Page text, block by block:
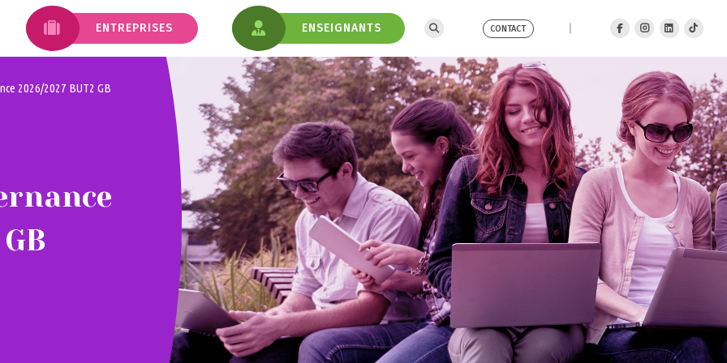
ENTREPRISES
Établir un contrat d’apprentissage
Déposez une offre d’apprentissage
ENSEIGNANTS
Le tutorat pédagogique
L’émargement en ligne
Mes outils en ligne
CONTACT
2026/2027 BUT2 GB